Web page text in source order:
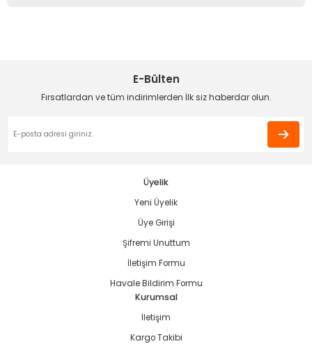
Ürün bilgilerinde hatalar bulunuyor.
Gönder
Deneyimini Paylaş
E-Bülten
Fırsatlardan ve tüm indirimlerden İlk siz haberdar olun.
Üyelik
Yeni Üyelik
Üye Girişi
Şifremi Unuttum
İletişim Formu
Havale Bildirim Formu
Kurumsal
İletişim
Kargo Takibi